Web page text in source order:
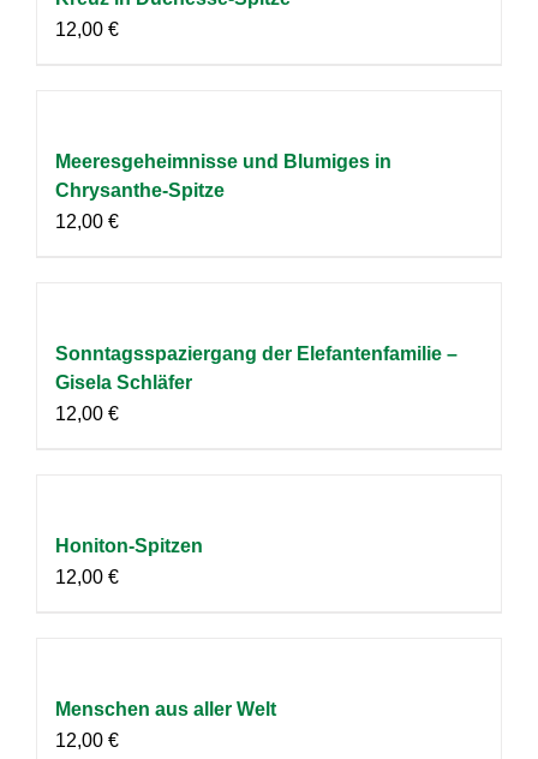
12,00 €
Meeresgeheimnisse und Blumiges in
Chrysanthe-Spitze
12,00 €
Sonntagsspaziergang der Elefantenfamilie –
Gisela Schläfer
12,00 €
Honiton-Spitzen
12,00 €
Menschen aus aller Welt
12,00 €